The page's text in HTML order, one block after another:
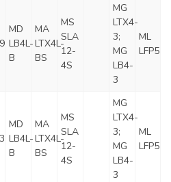
MD
LB4L-
B
MA
LTX4L-
BS
MS
SLA
12-
4S
MG
LTX4-
3;
MG
LB4-
3
ML
LFP5
MD
LB4L-
B
MA
LTX4L-
BS
MS
SLA
12-
4S
MG
LTX4-
3;
MG
LB4-
3
ML
LFP5